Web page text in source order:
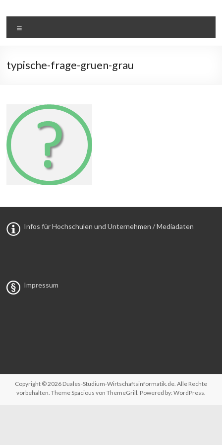
Inhalt
springen
Duales-Studium-
Wirtschaftsinformatik.de
typische-frage-gruen-grau
Infos für Hochschulen und Unternehmen / Mediadaten
Impressum
Copyright © 2026 Duales-Studium-Wirtschaftsinformatik.de. Alle Rechte
vorbehalten. ThemeSpacious von ThemeGrill. Powered by: WordPress.